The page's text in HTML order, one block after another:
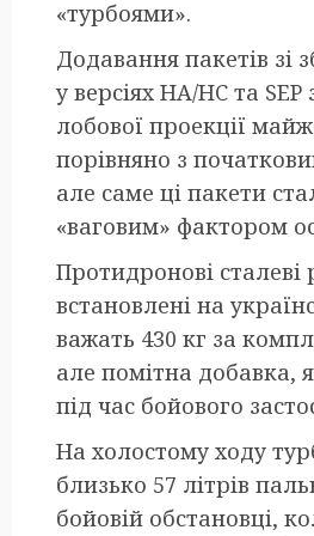
«турбоями».
Додавання пакетів зі
у версіях HA/HC та
лобової проекції
порівняно з
але саме ці пакети
«ваговим» фактором
Протидронові сталеві
встановлені на
важать 430 кг за
але помітна добавка,
під час бойового
На холостому ходу
близько 57 літрів
бойовій обстановці,